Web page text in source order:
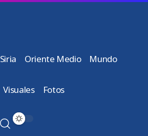
Siria Oriente Medio Mundo
Visuales Fotos